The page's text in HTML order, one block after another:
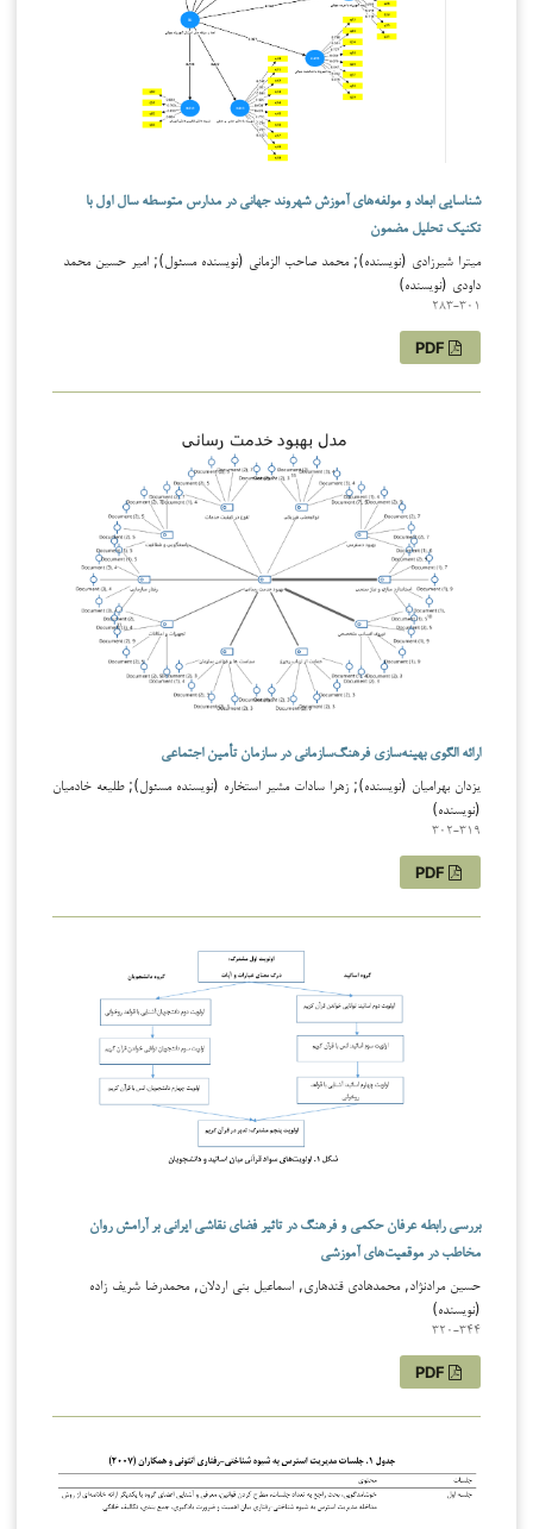
شناسایی ابعاد و مولفه‌های آموزش شهروند جهانی در مدارس متوسطه سال اول با
تکنیک تحلیل مضمون
میترا شیرزادی (نویسنده); محمد صاحب الزمانی (نویسنده مسئول); امیر حسین محمد
داودی (نویسنده)
283-301
ارائه الگوی بهینه‌سازی فرهنگ‌سازمانی در سازمان تأمین اجتماعی
یزدان بهرامیان (نویسنده); زهرا سادات مشیر استخاره (نویسنده مسئول); طلیعه خادمیان
(نویسنده)
302-319
بررسی رابطه عرفان حکمی و فرهنگ در تاثیر فضای نقاشی ایرانی بر آرامش روان
مخاطب در موقعیت‌های آموزشی
حسين مرادنژاد, محمدهادی قندهاری, اسماعیل بنی اردلان, محمدرضا شریف زاده
(نویسنده)
320-344